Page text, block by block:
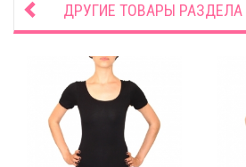
ДРУГИЕ ТОВАРЫ РАЗДЕЛА